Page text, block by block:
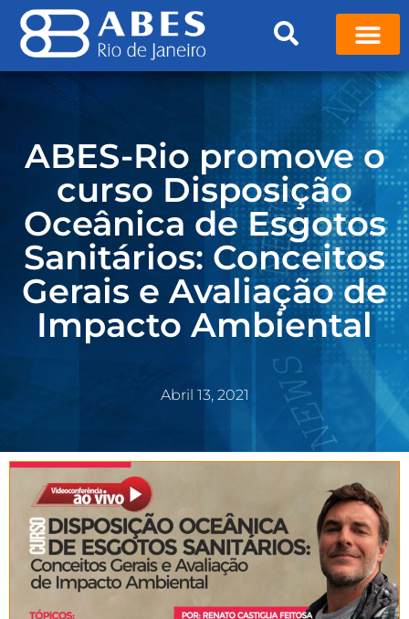
ABES-Rio promove o
curso Disposição
Oceânica de Esgotos
Sanitários: Conceitos
Gerais e Avaliação de
Impacto Ambiental
Abril 13, 2021